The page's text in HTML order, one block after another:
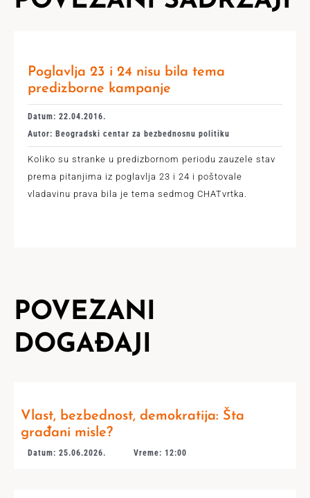
Poglavlja 23 i 24 nisu bila tema
predizborne kampanje
Datum: 22.04.2016.
Autor: Beogradski centar za bezbednosnu politiku
Koliko su stranke u predizbornom periodu zauzele stav
prema pitanjima iz poglavlja 23 i 24 i poštovale
vladavinu prava bila je tema sedmog CHATvrtka.
POVEZANI
DOGAĐAJI
Vlast, bezbednost, demokratija: Šta
građani misle?
Datum: 25.06.2026. Vreme: 12:00